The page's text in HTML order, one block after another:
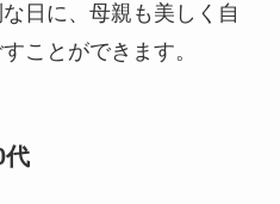
日に、母親も美しく自
ことができます。
代